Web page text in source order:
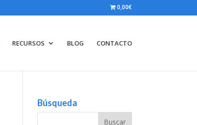
0,00€
RECURSOS BLOG CONTACTO
Búsqueda